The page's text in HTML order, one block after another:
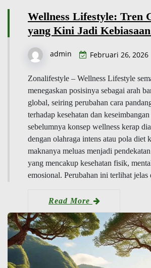
Wellness Lifestyle: Tren
yang Kini Jadi
admin Februari 26, 2026
Zonalifestyle – Wellness Lifestyle
menegaskan posisinya sebagai arah
global, seiring perubahan cara
terhadap kesehatan dan
sebelumnya konsep wellness kerap
dengan olahraga intens atau pola diet
maknanya meluas menjadi
yang mencakup kesehatan fisik,
emosional. Perubahan ini terlihat
Read More